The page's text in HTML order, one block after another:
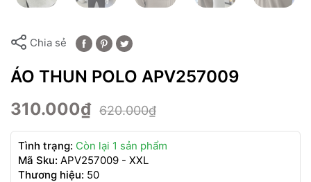
Chia sẻ
ÁO THUN POLO APV257009
310.000₫ 620.000₫
Tình trạng: Còn lại 1 sản phẩm
Mã Sku: APV257009 - XXL
Thương hiệu: 50